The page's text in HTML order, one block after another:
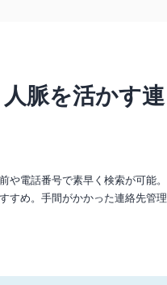
脈を活かす連
や電話番号で素早く検索が可能。
すめ。手間がかかった連絡先管理